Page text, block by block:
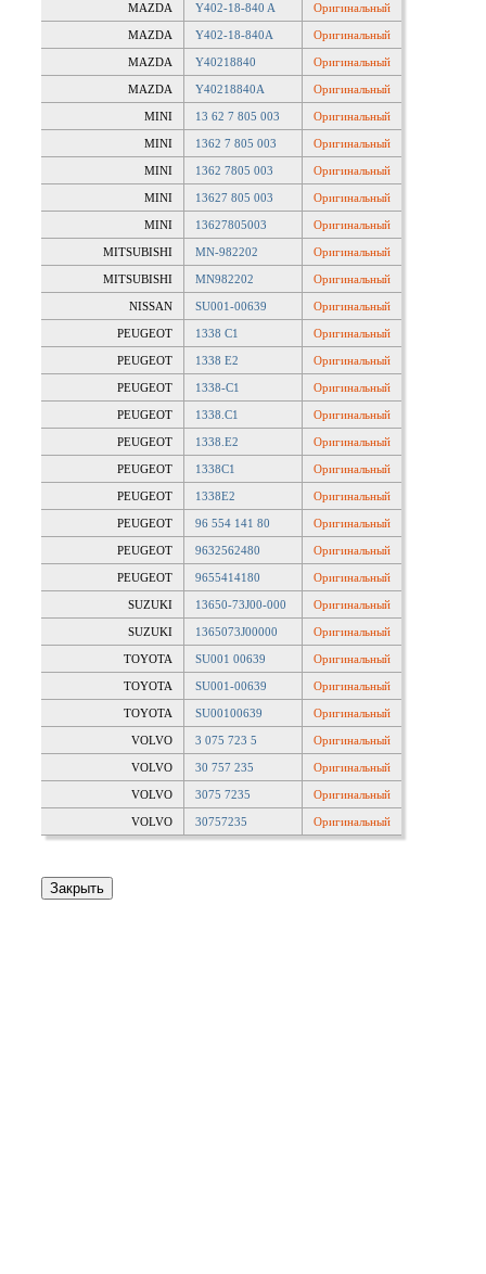
MAZDA Y402-18-840 A Оригинальный
MAZDA Y402-18-840A Оригинальный
MAZDA Y40218840 Оригинальный
MAZDA Y40218840A Оригинальный
MINI 13 62 7 805 003 Оригинальный
MINI 1362 7 805 003 Оригинальный
MINI 1362 7805 003 Оригинальный
MINI 13627 805 003 Оригинальный
MINI 13627805003 Оригинальный
MITSUBISHI MN-982202 Оригинальный
MITSUBISHI MN982202 Оригинальный
NISSAN SU001-00639 Оригинальный
PEUGEOT 1338 C1 Оригинальный
PEUGEOT 1338 E2 Оригинальный
PEUGEOT 1338-C1 Оригинальный
PEUGEOT 1338.C1 Оригинальный
PEUGEOT 1338.E2 Оригинальный
PEUGEOT 1338C1 Оригинальный
PEUGEOT 1338E2 Оригинальный
PEUGEOT 96 554 141 80 Оригинальный
PEUGEOT 9632562480 Оригинальный
PEUGEOT 9655414180 Оригинальный
SUZUKI 13650-73J00-000 Оригинальный
SUZUKI 1365073J00000 Оригинальный
TOYOTA SU001 00639 Оригинальный
TOYOTA SU001-00639 Оригинальный
TOYOTA SU00100639 Оригинальный
VOLVO 3 075 723 5 Оригинальный
VOLVO 30 757 235 Оригинальный
VOLVO 3075 7235 Оригинальный
VOLVO 30757235 Оригинальный